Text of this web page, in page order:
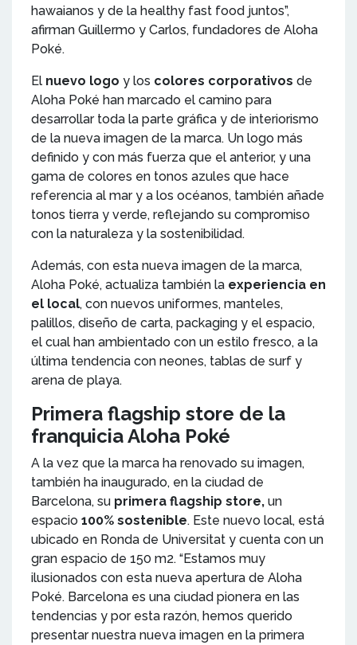
hawaianos y de la healthy fast food juntos”,
afirman Guillermo y Carlos, fundadores de Aloha
Poké.
El nuevo logo y los colores corporativos de
Aloha Poké han marcado el camino para
desarrollar toda la parte gráfica y de interiorismo
de la nueva imagen de la marca. Un logo más
definido y con más fuerza que el anterior, y una
gama de colores en tonos azules que hace
referencia al mar y a los océanos, también añade
tonos tierra y verde, reflejando su compromiso
con la naturaleza y la sostenibilidad.
Además, con esta nueva imagen de la marca,
Aloha Poké, actualiza también la experiencia en
el local, con nuevos uniformes, manteles,
palillos, diseño de carta, packaging y el espacio,
el cual han ambientado con un estilo fresco, a la
última tendencia con neones, tablas de surf y
arena de playa.
Primera flagship store de la
franquicia Aloha Poké
A la vez que la marca ha renovado su imagen,
también ha inaugurado, en la ciudad de
Barcelona, su primera flagship store, un
espacio 100% sostenible. Este nuevo local, está
ubicado en Ronda de Universitat y cuenta con un
gran espacio de 150 m2. “Estamos muy
ilusionados con esta nueva apertura de Aloha
Poké. Barcelona es una ciudad pionera en las
tendencias y por esta razón, hemos querido
presentar nuestra nueva imagen en la primera